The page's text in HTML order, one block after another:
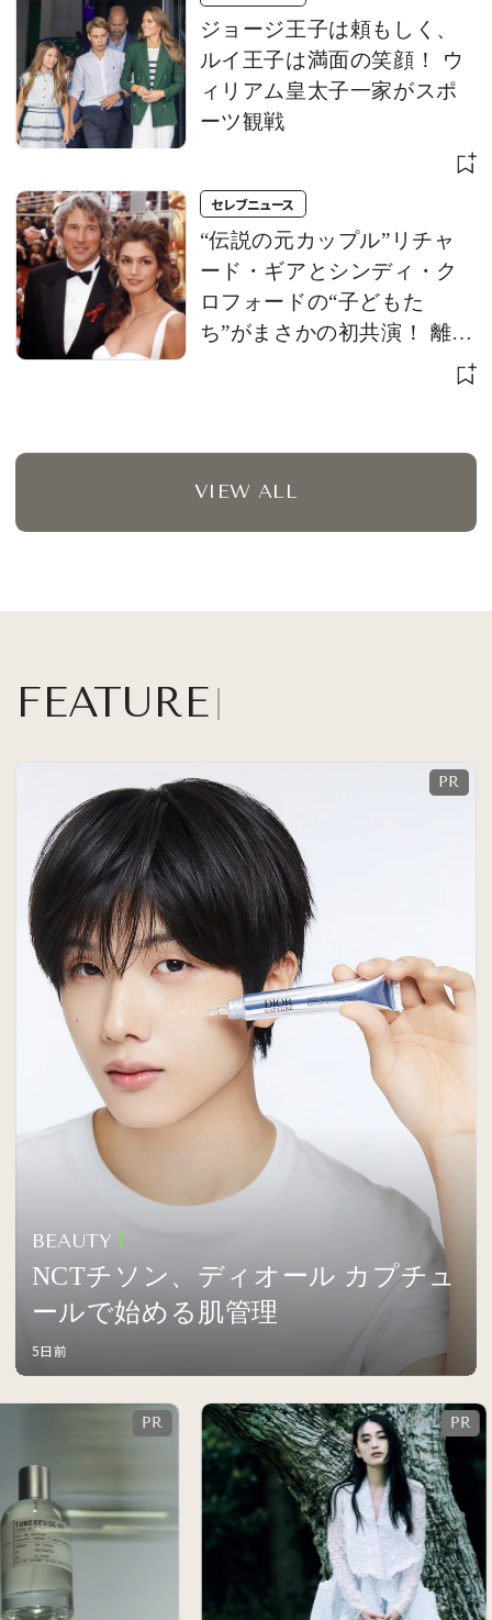
ジョージ王子は頼もしく、
ルイ王子は満面の笑顔！ ウ
ィリアム皇太子一家がスポ
ーツ観戦
セレブニュース
“伝説の元カップル”リチャ
ード・ギアとシンディ・ク
ロフォードの“子どもた
ち”がまさかの初共演！ 離婚
から約30年、次世代スター
VIEW ALL
FEATURE
BEAUTY
NCTチソン、ディオール カプチュ
ールで始める肌管理
5日前